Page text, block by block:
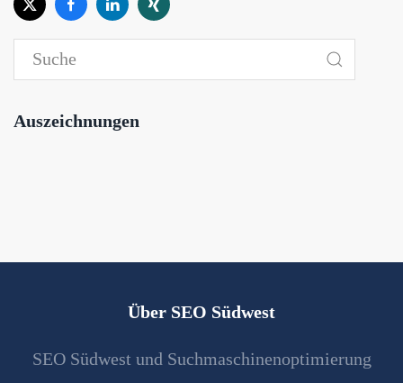
Auszeichnungen
Über SEO Südwest
SEO Südwest und Suchmaschinenoptimierung